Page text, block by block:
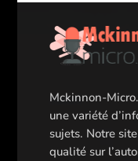
Mckinnon-
une variété
sujets. Notre
qualité sur